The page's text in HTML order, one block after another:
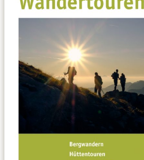
Impressum
Datenschutzerklärung